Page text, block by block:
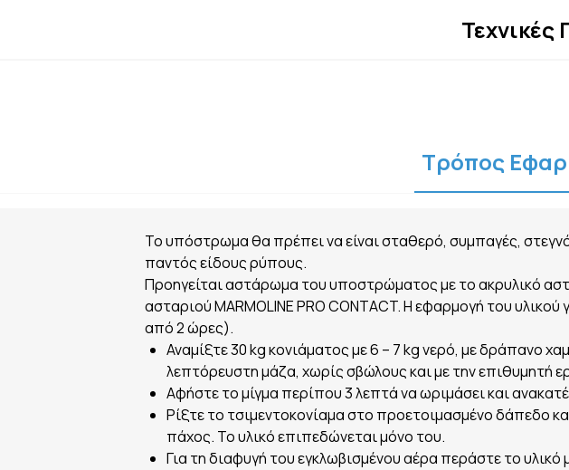
Τρόπος
Το υπόστρωμα θα πρέπει να είναι σταθερό, συμπαγές,
παντός είδους ρύπους.
Προηγείται αστάρωμα του υποστρώματος με το ακρυλικό
ασταριού MARMOLINE PRO CONTACT. Η εφαρμογή του
από 2 ώρες).
Αναμίξτε 30 kg κονιάματος με 6 – 7 kg νερό, μεδράπανο
λεπτόρευστη μάζα, χωρίς σβώλους και με τηνεπιθυμητή
Αφήστε το μίγμα περίπου 3 λεπτά να ωριμάσεικαι
Ρίξτε το τσιμεντοκονίαμα στο προετοιμασμένοδάπεδο
πάχος. Το υλικό επιπεδώνεται μόνο του.
Για τη διαφυγή του εγκλωβισμένου αέρα περάστε το υλικό